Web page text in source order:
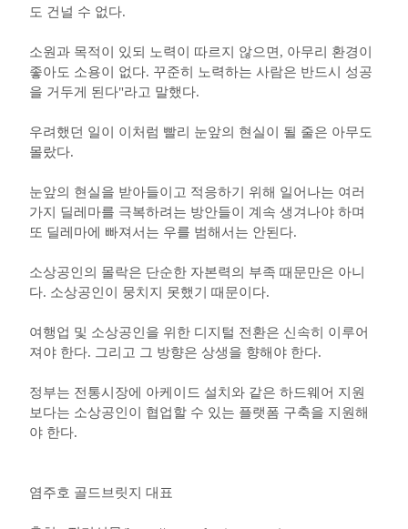
도 건널 수 없다.
소원과 목적이 있되 노력이 따르지 않으면, 아무리 환경이
좋아도 소용이 없다. 꾸준히 노력하는 사람은 반드시 성공
을 거두게 된다"라고 말했다.
우려했던 일이 이처럼 빨리 눈앞의 현실이 될 줄은 아무도
몰랐다.
눈앞의 현실을 받아들이고 적응하기 위해 일어나는 여러
가지 딜레마를 극복하려는 방안들이 계속 생겨나야 하며
또 딜레마에 빠져서는 우를 범해서는 안된다.
소상공인의 몰락은 단순한 자본력의 부족 때문만은 아니
다. 소상공인이 뭉치지 못했기 때문이다.
여행업 및 소상공인을 위한 디지털 전환은 신속히 이루어
져야 한다. 그리고 그 방향은 상생을 향해야 한다.
정부는 전통시장에 아케이드 설치와 같은 하드웨어 지원
보다는 소상공인이 협업할 수 있는 플랫폼 구축을 지원해
야 한다.
염주호 골드브릿지 대표